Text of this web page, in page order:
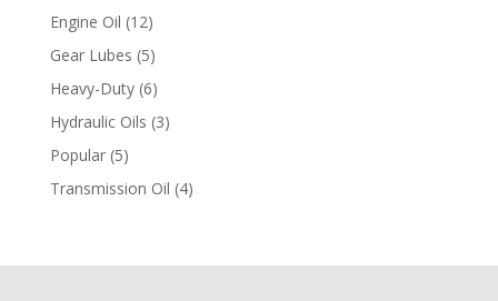
productos
Engine Oil 1212
productos
Gear Lubes 55
productos
Heavy-Duty 66
productos
Hydraulic Oils 33
Popular 55
productos
Transmission Oil 44